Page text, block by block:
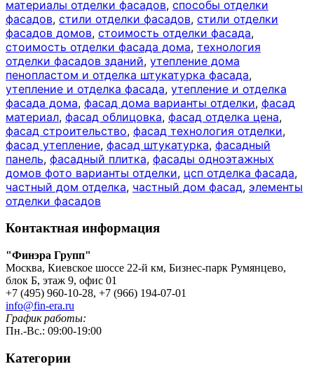
материалы отделки фасадов, способы отделки
фасадов, стили отделки фасадов, стили отделки
фасадов домов, стоимость отделки фасада,
стоимость отделки фасада дома, технология
отделки фасадов зданий, утепление дома
пенопластом и отделка штукатурка фасада,
утепление и отделка фасада, утепление и отделка
фасада дома, фасад дома варианты отделки, фасад
материал, фасад облицовка, фасад отделка цена,
фасад строительство, фасад технология отделки,
фасад утепление, фасад штукатурка, фасадный
панель, фасадный плитка, фасады одноэтажных
домов фото варианты отделки, цсп отделка фасада,
частный дом отделка, частный дом фасад, элементы
отделки фасадов
Контактная информация
"Финэра Групп"
Москва, Киевское шоссе 22-й км, Бизнес-парк Румянцево,
блок Б, этаж 9, офис 01
+7 (495) 960-10-28, +7 (966) 194-07-01
info@fin-era.ru
График работы:
Пн.-Вс.: 09:00-19:00
Категории